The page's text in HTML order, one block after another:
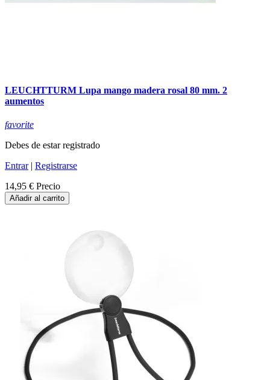
LEUCHTTURM Lupa mango madera rosal 80 mm. 2
aumentos
favorite
Debes de estar registrado
Entrar| Registrarse
14,95 € Precio
Añadir al carrito